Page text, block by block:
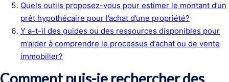
Quels outils proposez-vous pour estimer le montant d’un
prêt hypothécaire pour l’achat d’une propriété?
Y a-t-il des guides ou des ressources disponibles pour
m’aider à comprendre le processus d’achat ou de vente
immobilier?
Comment puis-je rechercher des